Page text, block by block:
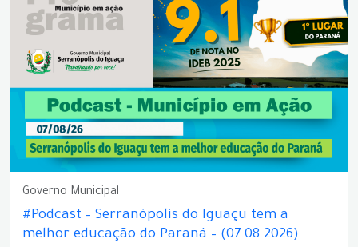
Governo Municipal
#Podcast – Serranópolis do Iguaçu tem a
melhor educação do Paraná – (07.08.2026)